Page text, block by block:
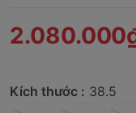
Kích thước : 38.5